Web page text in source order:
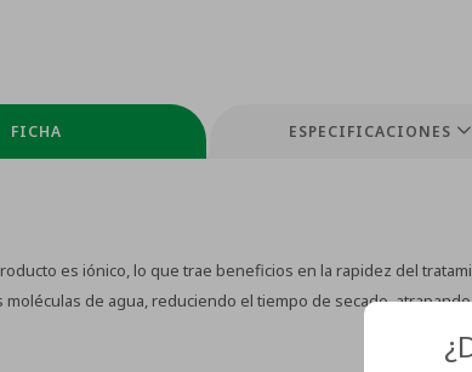
FICHA ESPECIFICACIONES
es iónico, lo que trae beneficios en la rapidez del
moléculas de agua, reduciendo el tiempo de secado,